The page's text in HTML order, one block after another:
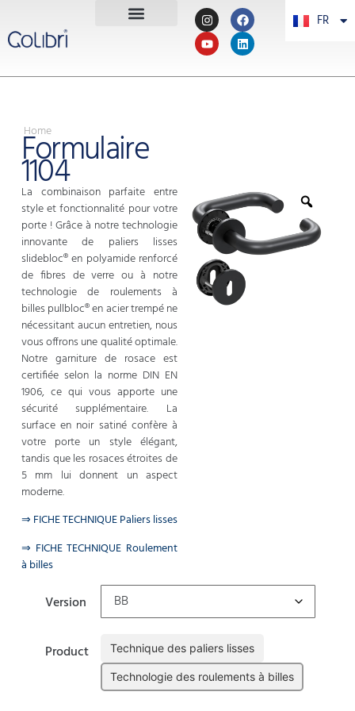
FR
PT
Home
Formulaire
1104
La combinaison parfaite entre
style et fonctionnalité pour votre
porte ! Grâce à notre technologie
innovante de paliers lisses
slidebloc® en polyamide renforcé
de fibres de verre ou à notre
technologie de roulements à
billes pullbloc® en acier trempé ne
nécessitant aucun entretien, nous
vous offrons une qualité optimale.
Notre garniture de rosace est
certifiée selon la norme DIN EN
1906, ce qui vous apporte une
sécurité supplémentaire. La
surface en noir satiné confère à
votre porte un style élégant,
tandis que les rosaces étroites de
5 mm lui donnent un aspect
moderne.
⇒ FICHE TECHNIQUE Paliers lisses
⇒ FICHE TECHNIQUE Roulement
à billes
Version
Product Technique des paliers lisses
Technologie des roulements à billes